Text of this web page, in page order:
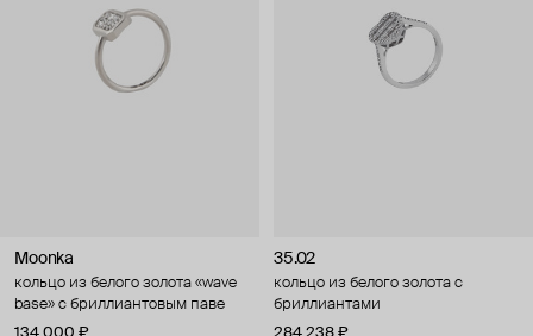
Moonka
кольцо из белого золота «wave
base» с бриллиантовым паве
35.02
кольцо из белого золота с
бриллиантами